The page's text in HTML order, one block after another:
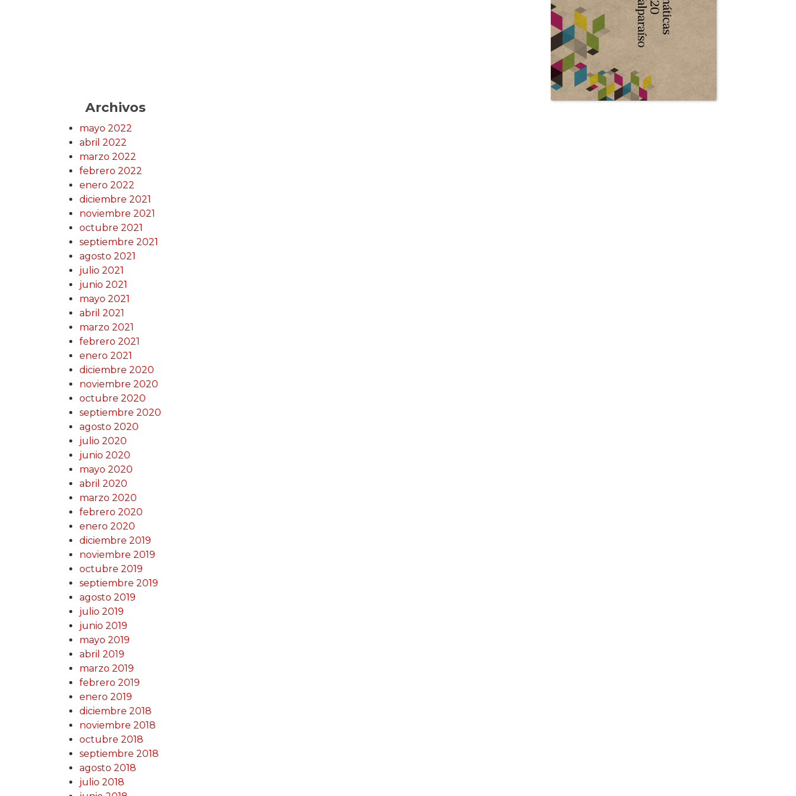
Archivos
mayo 2022
abril 2022
marzo 2022
febrero 2022
enero 2022
diciembre 2021
noviembre 2021
octubre 2021
septiembre 2021
agosto 2021
julio 2021
junio 2021
mayo 2021
abril 2021
marzo 2021
febrero 2021
enero 2021
diciembre 2020
noviembre 2020
octubre 2020
septiembre 2020
agosto 2020
julio 2020
junio 2020
mayo 2020
abril 2020
marzo 2020
febrero 2020
enero 2020
diciembre 2019
noviembre 2019
octubre 2019
septiembre 2019
agosto 2019
julio 2019
junio 2019
mayo 2019
abril 2019
marzo 2019
febrero 2019
enero 2019
diciembre 2018
noviembre 2018
octubre 2018
septiembre 2018
agosto 2018
julio 2018